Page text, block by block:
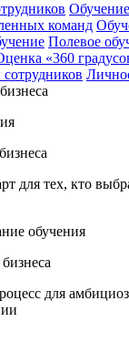
команд
Полевое
«360
для тех, кто
обучения
для